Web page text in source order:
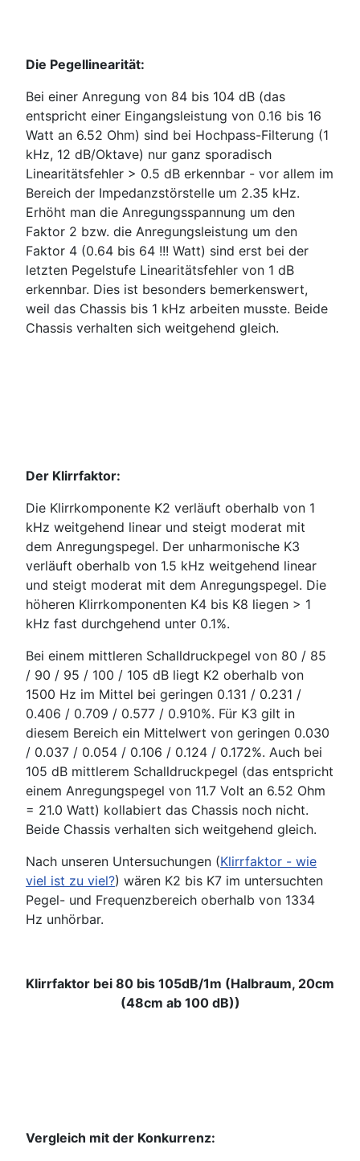
Die Pegellinearität:
Bei einer Anregung von 84 bis 104 dB (das
entspricht einer Eingangsleistung von 0.16 bis 16
Watt an 6.52 Ohm) sind bei Hochpass-Filterung (1
kHz, 12 dB/Oktave) nur ganz sporadisch
Linearitätsfehler > 0.5 dB erkennbar - vor allem im
Bereich der Impedanzstörstelle um 2.35 kHz.
Erhöht man die Anregungsspannung um den
Faktor 2 bzw. die Anregungsleistung um den
Faktor 4 (0.64 bis 64 !!! Watt) sind erst bei der
letzten Pegelstufe Linearitätsfehler von 1 dB
erkennbar. Dies ist besonders bemerkenswert,
weil das Chassis bis 1 kHz arbeiten musste. Beide
Chassis verhalten sich weitgehend gleich.
Der Klirrfaktor:
Die Klirrkomponente K2 verläuft oberhalb von 1
kHz weitgehend linear und steigt moderat mit
dem Anregungspegel. Der unharmonische K3
verläuft oberhalb von 1.5 kHz weitgehend linear
und steigt moderat mit dem Anregungspegel. Die
höheren Klirrkomponenten K4 bis K8 liegen > 1
kHz fast durchgehend unter 0.1%.
Bei einem mittleren Schalldruckpegel von 80 / 85
/ 90 / 95 / 100 / 105 dB liegt K2 oberhalb von
1500 Hz im Mittel bei geringen 0.131 / 0.231 /
0.406 / 0.709 / 0.577 / 0.910%. Für K3 gilt in
diesem Bereich ein Mittelwert von geringen 0.030
/ 0.037 / 0.054 / 0.106 / 0.124 / 0.172%. Auch bei
105 dB mittlerem Schalldruckpegel (das entspricht
einem Anregungspegel von 11.7 Volt an 6.52 Ohm
= 21.0 Watt) kollabiert das Chassis noch nicht.
Beide Chassis verhalten sich weitgehend gleich.
Nach unseren Untersuchungen (Klirrfaktor - wie
viel ist zu viel?) wären K2 bis K7 im untersuchten
Pegel- und Frequenzbereich oberhalb von 1334
Hz unhörbar.
Klirrfaktor bei 80 bis 105dB/1m (Halbraum, 20cm
(48cm ab 100 dB))
Vergleich mit der Konkurrenz: